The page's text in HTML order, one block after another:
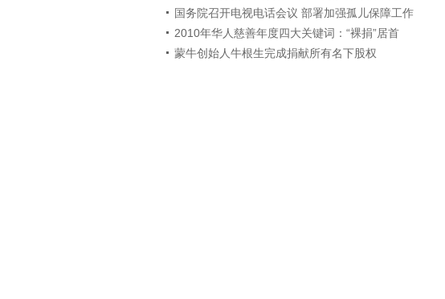
国务院召开电视电话会议 部署加强孤儿保障工作
2010年华人慈善年度四大关键词：“裸捐”居首
蒙牛创始人牛根生完成捐献所有名下股权